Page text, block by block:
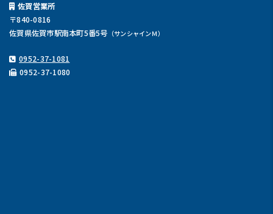
佐賀営業所
〒840-0816
佐賀県佐賀市駅南本町5番5号 （サンシャインＭ）
0952-37-1081
0952-37-1080